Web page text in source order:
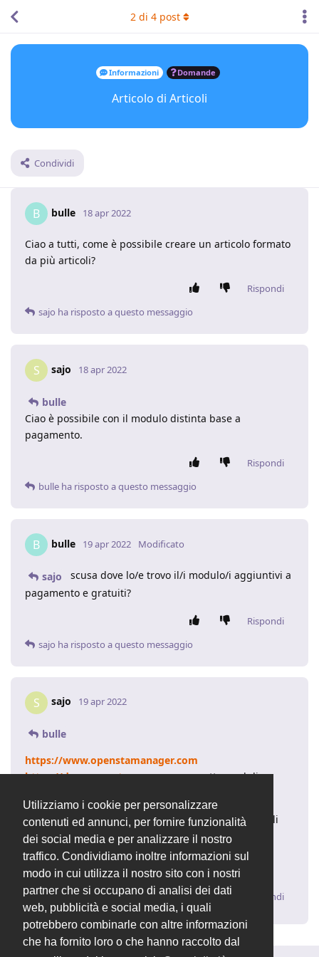
Utilizziamo i cookie per personalizzare
contenuti ed annunci, per fornire funzionalità
dei social media e per analizzare il nostro
traffico. Condividiamo inoltre informazioni sul
modo in cui utilizza il nostro sito con i nostri
partner che si occupano di analisi dei dati
web, pubblicità e social media, i quali
potrebbero combinarle con altre informazioni
che ha fornito loro o che hanno raccolto dal
Informazioni Domande
Articolo di Articoli
Condividi
2di 4post
B bulle 18 apr 2022
Ciao a tutti, come è possibile creare un articolo formato
da più articoli?
Rispondi
sajo ha risposto a questo messaggio
S sajo 18 apr 2022
bulle
Ciao è possibile con il modulo distinta base a
pagamento.
Rispondi
bulle ha risposto a questo messaggio
B bulle 19 apr 2022 Modificato
sajo
scusa dove lo/e trovo il/i modulo/i aggiuntivi a
pagamento e gratuiti?
Rispondi
sajo ha risposto a questo messaggio
S sajo 19 apr 2022
bulle
https://www.openstamanager.com
https://docs.openstamanager.comsotto moduli
ti consiglio di sentire direttaemnte loro per eventuali
moduli non presenti nell'elenco.
0429.602511 oppure scrivici a
info@openstamanager.com
Rispondi